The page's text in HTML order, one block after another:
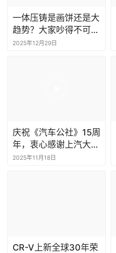
一体压铸是画饼还是大
趋势？大家吵得不可开
交
2025年12月29日
庆祝《汽车公社》15周
年，衷心感谢上汽大众
汽车有限公司党委书
2025年11月18日
CR-V上新全球30年荣